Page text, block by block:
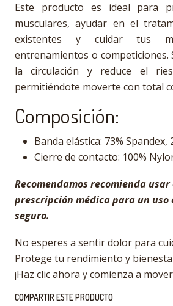
Este producto es ideal para
musculares, ayudar en el
existentes y cuidar tus
entrenamientos o competiciones.
la circulación y reduce el
permitiéndote moverte con total
Composición:
Banda elástica: 73% Spandex,
Cierre de contacto: 100%
Recomendamos recomienda
prescripción médica para un uso
seguro.
No esperes a sentir dolor para
Protege tu rendimiento y
¡Haz clic ahora y comienza a
COMPARTIR ESTE PRODUCTO